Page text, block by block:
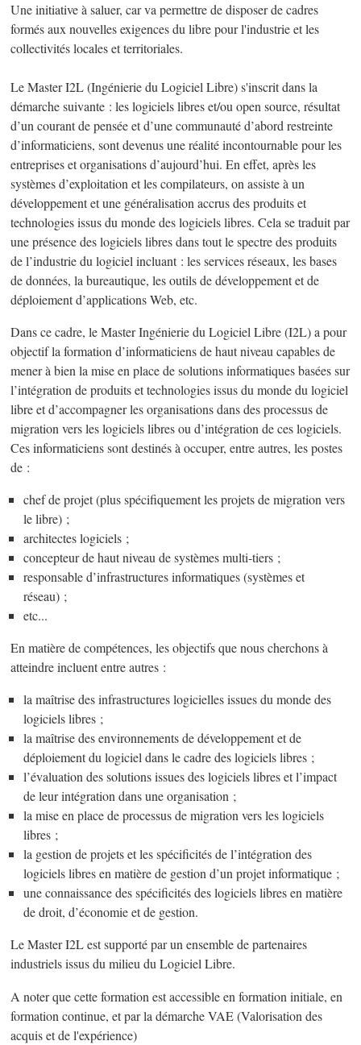
Une initiative à saluer, car va permettre de disposer de cadres
formés aux nouvelles exigences du libre pour l'industrie et les
collectivités locales et territoriales.
Le Master I2L (Ingénierie du Logiciel Libre) s'inscrit dans la
démarche suivante : les logiciels libres et/ou open source, résultat
d’un courant de pensée et d’une communauté d’abord restreinte
d’informaticiens, sont devenus une réalité incontournable pour les
entreprises et organisations d’aujourd’hui. En effet, après les
systèmes d’exploitation et les compilateurs, on assiste à un
développement et une généralisation accrus des produits et
technologies issus du monde des logiciels libres. Cela se traduit par
une présence des logiciels libres dans tout le spectre des produits
de l’industrie du logiciel incluant : les services réseaux, les bases
de données, la bureautique, les outils de développement et de
déploiement d’applications Web, etc.
Dans ce cadre, le Master Ingénierie du Logiciel Libre (I2L) a pour
objectif la formation d’informaticiens de haut niveau capables de
mener à bien la mise en place de solutions informatiques basées sur
l’intégration de produits et technologies issus du monde du logiciel
libre et d’accompagner les organisations dans des processus de
migration vers les logiciels libres ou d’intégration de ces logiciels.
Ces informaticiens sont destinés à occuper, entre autres, les postes
de :
chef de projet (plus spécifiquement les projets de migration vers
le libre) ;
architectes logiciels ;
concepteur de haut niveau de systèmes multi-tiers ;
responsable d’infrastructures informatiques (systèmes et
réseau) ;
etc...
En matière de compétences, les objectifs que nous cherchons à
atteindre incluent entre autres :
la maîtrise des infrastructures logicielles issues du monde des
logiciels libres ;
la maîtrise des environnements de développement et de
déploiement du logiciel dans le cadre des logiciels libres ;
l’évaluation des solutions issues des logiciels libres et l’impact
de leur intégration dans une organisation ;
la mise en place de processus de migration vers les logiciels
libres ;
la gestion de projets et les spécificités de l’intégration des
logiciels libres en matière de gestion d’un projet informatique ;
une connaissance des spécificités des logiciels libres en matière
de droit, d’économie et de gestion.
Le Master I2L est supporté par un ensemble de partenaires
industriels issus du milieu du Logiciel Libre.
A noter que cette formation est accessible en formation initiale, en
formation continue, et par la démarche VAE (Valorisation des
acquis et de l'expérience)